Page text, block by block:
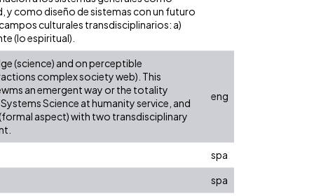
y como diseño de sistemas con un futuro
culturales transdisciplinarios: a)
(lo espiritual).
(science) and on perceptible
complex society web). This
an emergent way or the totality
Science at humanity service, and
aspect) with two transdisciplinary
eng
spa
spa